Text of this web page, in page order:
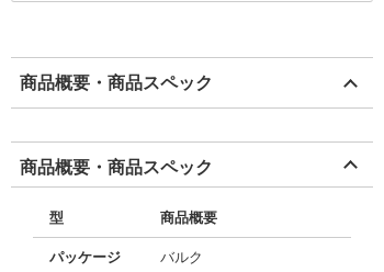
商品概要・商品スペック
商品概要・商品スペック
型 商品概要
パッケージ バルク